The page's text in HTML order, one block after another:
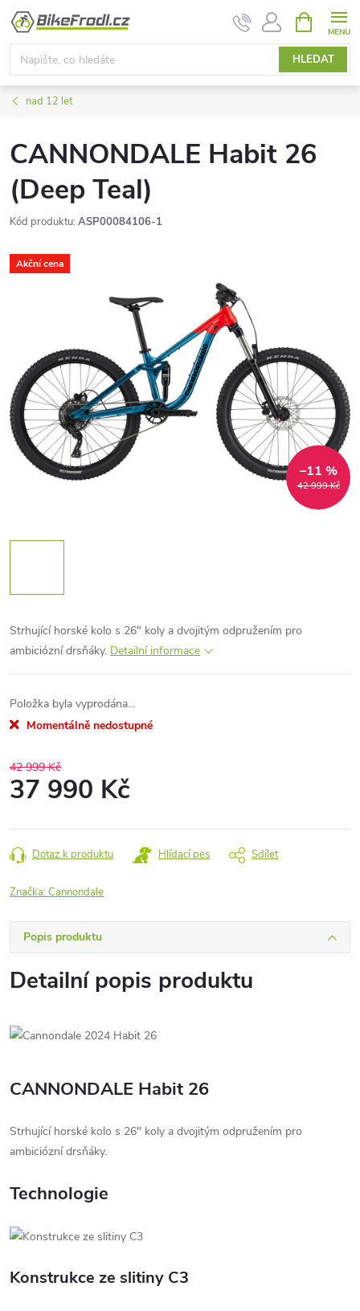
Přejít
obsah
HLEDAT
NÁKUPNÍ
KOŠÍK
nad 12 let
CANNONDALE Habit 26
(Deep Teal)
Kód produktu: ASP00084106-1
Akční cena
42 999 Kč
–11 %
Strhující horské kolo s 26" koly a dvojitým odpružením pro
ambiciózní drsňáky. Detailní informace
Položka byla vyprodána…
Momentálně nedostupné
42 999 Kč
37 990 Kč
cena:
Dotaz k produktu Hlídací pes Sdílet
Značka:Cannondale
Popis produktu
Detailní popis produktu
CANNONDALE Habit 26
Strhující horské kolo s 26" koly a dvojitým odpružením pro
ambiciózní drsňáky.
Technologie
Konstrukce ze slitiny C3